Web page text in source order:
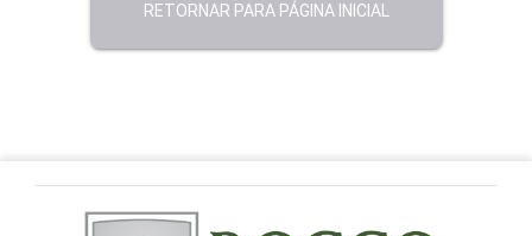
RETORNAR PARA PÁGINA INICIAL